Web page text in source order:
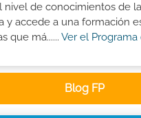
nivel de conocimientos de
y accede a una formación
que má...... Ver el Programa
Blog FP